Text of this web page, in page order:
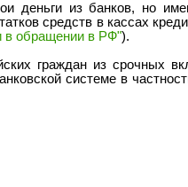
деньги из банков, но
средств в кассах
в обращении в РФ").
граждан из срочных
системе в